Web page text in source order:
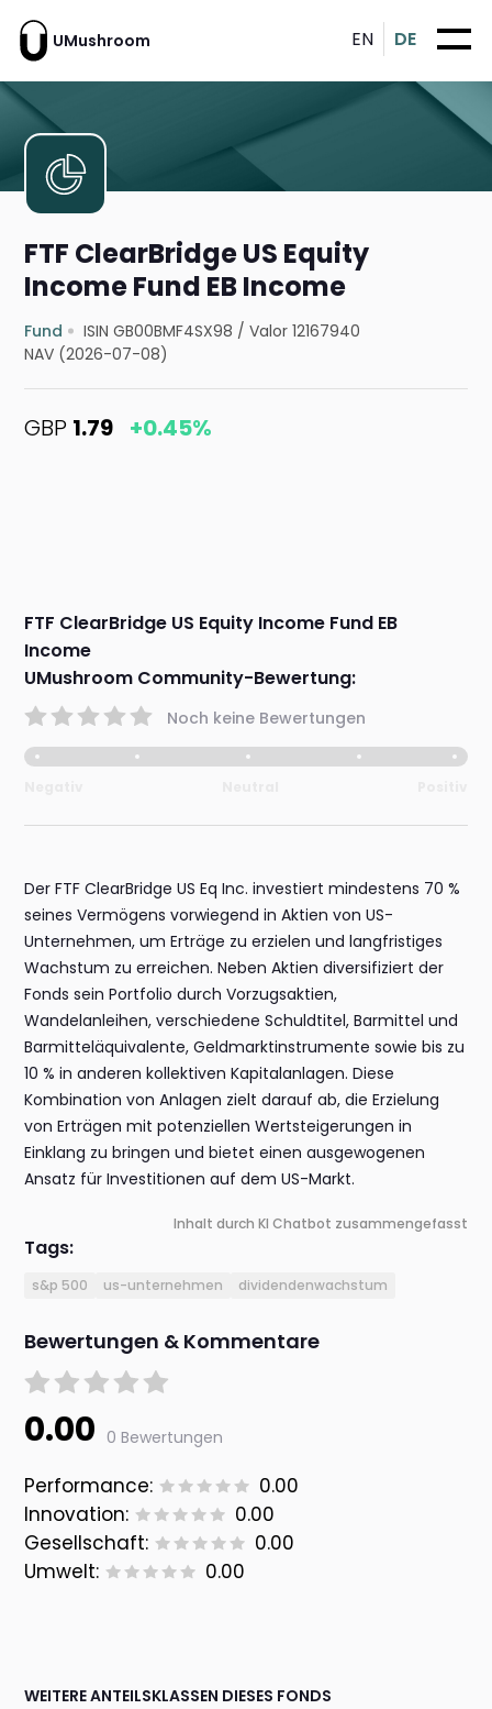
UMushroom EN DE
FTF ClearBridge US Equity
Income Fund EB Income
Fund ISIN GB00BMF4SX98 /Valor 12167940
NAV (2026-07-08)
GBP 1.79 +0.45%
FTF ClearBridge US Equity Income Fund EB
Income
UMushroom Community-Bewertung:
Noch keine Bewertungen
Der FTF ClearBridge US Eq Inc. investiert mindestens 70 %
seines Vermögens vorwiegend in Aktien von US-
Unternehmen, um Erträge zu erzielen und langfristiges
Wachstum zu erreichen. Neben Aktien diversifiziert der
Fonds sein Portfolio durch Vorzugsaktien,
Wandelanleihen, verschiedene Schuldtitel, Barmittel und
Barmitteläquivalente, Geldmarktinstrumente sowie bis zu
10 % in anderen kollektiven Kapitalanlagen. Diese
Kombination von Anlagen zielt darauf ab, die Erzielung
von Erträgen mit potenziellen Wertsteigerungen in
Einklang zu bringen und bietet einen ausgewogenen
Ansatz für Investitionen auf dem US-Markt.
Inhalt durch KI Chatbot zusammengefasst
Tags:
s&p 500 us-unternehmen dividendenwachstum
Bewertungen & Kommentare
0.00 0 Bewertungen
Performance:
0.00
Innovation:
0.00
Gesellschaft:
0.00
Umwelt:
0.00
WEITERE ANTEILSKLASSEN DIESES FONDS